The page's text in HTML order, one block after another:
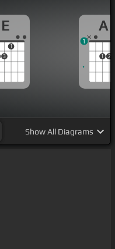
E
3
1
A
1 2
1
ShowAll Diagrams